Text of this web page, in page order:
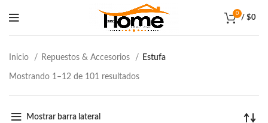
0
/ $0
Inicio Repuestos & Accesorios Estufa
Mostrando 1–12 de 101 resultados
Mostrar barra lateral